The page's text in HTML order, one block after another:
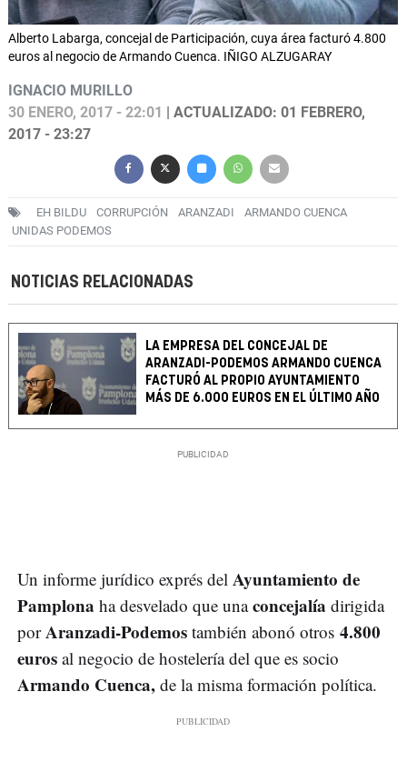
Alberto Labarga, concejal de Participación, cuya área facturó 4.800
euros al negocio de Armando Cuenca. IÑIGO ALZUGARAY
IGNACIO MURILLO
30 ENERO, 2017 - 22:01
| ACTUALIZADO: 01 FEBRERO,
2017 - 23:27
EH BILDU CORRUPCIÓN ARANZADI
ARMANDO CUENCA
UNIDAS PODEMOS
NOTICIAS RELACIONADAS
LA EMPRESA DEL CONCEJAL DE
ARANZADI-PODEMOS ARMANDO CUENCA
FACTURÓ AL PROPIO AYUNTAMIENTO
MÁS DE 6.000 EUROS EN EL ÚLTIMO AÑO
Un informe jurídico exprés del Ayuntamiento de
Pamplona ha desvelado que unaconcejalía dirigida
porAranzadi-Podemos también abonó otros 4.800
euros al negocio de hostelería del que es socio
Armando Cuenca, de la misma formación política.